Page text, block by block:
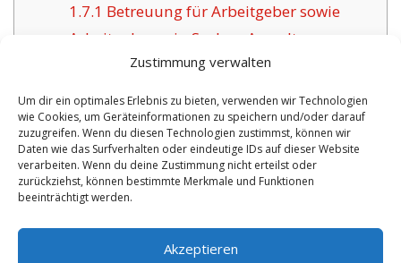
Zustimmung verwalten
Um dir ein optimales Erlebnis zu bieten, verwenden wir Technologien
wie Cookies, um Geräteinformationen zu speichern und/oder darauf
zuzugreifen. Wenn du diesen Technologien zustimmst, können wir
Daten wie das Surfverhalten oder eindeutige IDs auf dieser Website
verarbeiten. Wenn du deine Zustimmung nicht erteilst oder
zurückziehst, können bestimmte Merkmale und Funktionen
beeinträchtigt werden.
Akzeptieren
1.7.1 Betreuung für Arbeitgeber sowie
Arbeitnehmer in Sachen Anwalt
Arbeitsrecht Lohne.
VORHERIGER ARTIKEL
Anwalt Einsiedeln in
NÄCHSTER ARTIKEL
Fachanwalt im